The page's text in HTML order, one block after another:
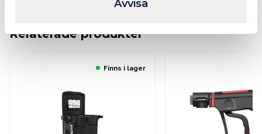
Avvisa
Relaterade produkter
Finns i lager